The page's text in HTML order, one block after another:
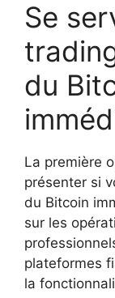
Se
du
La première
présenter si
du Bitcoin
sur les
plateformes
la